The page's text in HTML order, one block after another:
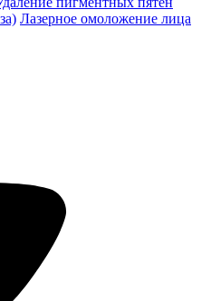
Лазерное омоложение лица